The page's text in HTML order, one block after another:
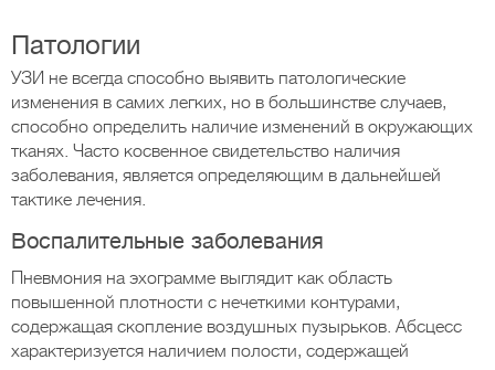
Патологии
УЗИ не всегда способно выявить патологические
изменения в самих легких, но в большинстве случаев,
способно определить наличие изменений в окружающих
тканях. Часто косвенное свидетельство наличия
заболевания, является определяющим в дальнейшей
тактике лечения.
Воспалительные заболевания
Пневмония на эхограмме выглядит как область
повышенной плотности с нечеткими контурами,
содержащая скопление воздушных пузырьков. Абсцесс
характеризуется наличием полости, содержащей